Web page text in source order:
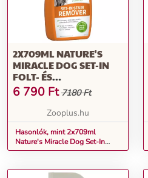
2X709ML NATURE'S
MIRACLE DOG SET-IN
FOLT- ÉS
SZAGELTÁVOLÍTÓ
6 790 Ft 7180 Ft
Zooplus.hu
Hasonlók, mint 2x709ml
Nature's Miracle Dog Set-In
folt- és szageltávolító